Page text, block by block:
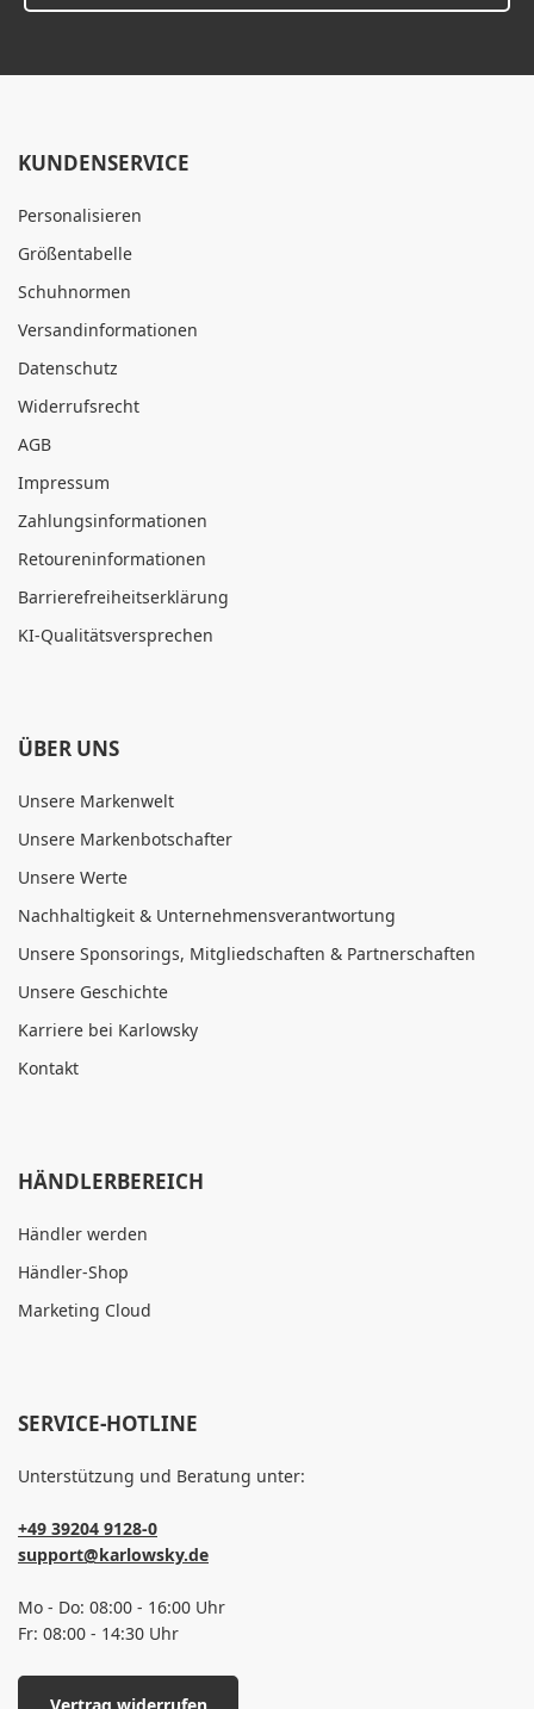
KUNDENSERVICE
Personalisieren
Größentabelle
Schuhnormen
Versandinformationen
Datenschutz
Widerrufsrecht
AGB
Impressum
Zahlungsinformationen
Retoureninformationen
Barrierefreiheitserklärung
KI-Qualitätsversprechen
ÜBER UNS
Unsere Markenwelt
Unsere Markenbotschafter
Unsere Werte
Nachhaltigkeit & Unternehmensverantwortung
Unsere Sponsorings, Mitgliedschaften & Partnerschaften
Unsere Geschichte
Karriere bei Karlowsky
Kontakt
HÄNDLERBEREICH
Händler werden
Händler-Shop
Marketing Cloud
SERVICE-HOTLINE
Unterstützung und Beratung unter:
+49 39204 9128-0
support@karlowsky.de
Mo - Do: 08:00 - 16:00 Uhr
Fr: 08:00 - 14:30 Uhr